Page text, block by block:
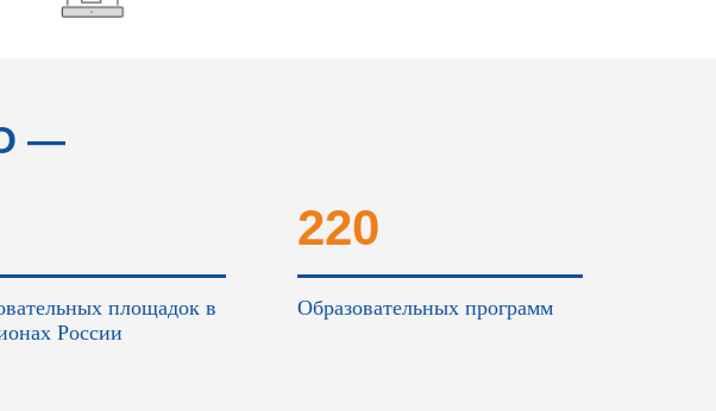
—
площадок в
России
220
Образовательных программ